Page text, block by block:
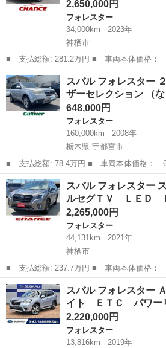
2,650,000円
フォレスター
34,000km
2023年
神栖市
■ 支払総額: 281.2万円 ■ 車両本体価格： 2,650,000 円 ■ メーカ
ー名： スバル ■ 車種名： フォレスタ
ーツ 純正ナビ フルセグ Ｂｌｕｅｔｏ
クカメラ...
茨城 神栖市
スバル フォレスター
ザーセレクション （な
648,000円
フォレスター
160,000km
2008年
栃木県 宇都宮市
■ 支払総額: 78.4万円 ■ 車両本体価格： 648,000 円 ■ メーカー
名： スバル ■ 車種名： フォレスター ■
ＸＴ プラチナレザーセレクション ■ 排気
数...
栃木 宇都宮市
スバル フォレスタ
ルセグＴＶ ＬＥＤ
2,265,000円
フォレスター
44,131km
2021年
神栖市
■ 支払総額: 237.7万円 ■ 車両本体価格： 2,265,000 円 ■ メーカ
ー名： スバル ■ 車種名： フォレスタ
ーツ 純正ナビ フルセグＴＶ ＬＥＤ Ｅ
ー シート...
茨城 神栖市
スバル フォレスター
イト ＥＴＣ パワー
2,220,000円
フォレスター
13,816km
2019年